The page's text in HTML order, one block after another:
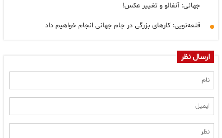
جهانی: آنفالو و تغییر عکس!
قلعه‌نویی: کارهای بزرگی در جام جهانی انجام خواهیم داد
ارسال نظر